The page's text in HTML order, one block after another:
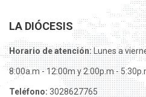
LA DIÓCESIS
Horario de atención:Lunes a
8:00a.m - 12:00m y 2:00p.m -
Teléfono: 3028627765